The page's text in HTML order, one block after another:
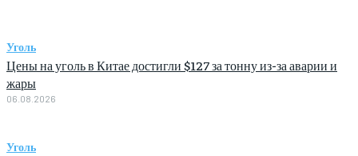
Уголь
Цены на уголь в Китае достигли $127 за тонну из-за аварии и
жары
06.08.2026
Уголь